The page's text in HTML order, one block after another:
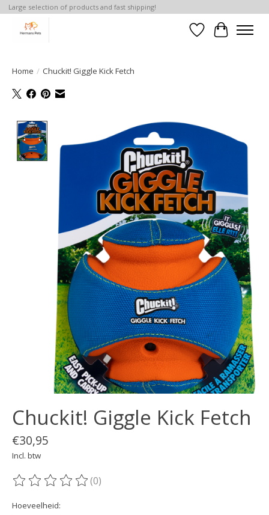
Large selection of products and fast shipping!
Verlanglijst
Home / Chuckit! Giggle Kick Fetch
Product image slideshow Items
Chuckit! Giggle Kick Fetch
€30,95
Incl. btw
De beoordeling van dit product is
(0)
Hoeveelheid: